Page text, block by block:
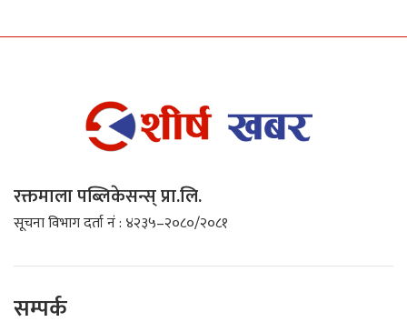
रक्तमाला पब्लिकेसन्स् प्रा.लि.
सूचना विभाग दर्ता नं : ४२३५–२०८०/२०८१
सम्पर्क